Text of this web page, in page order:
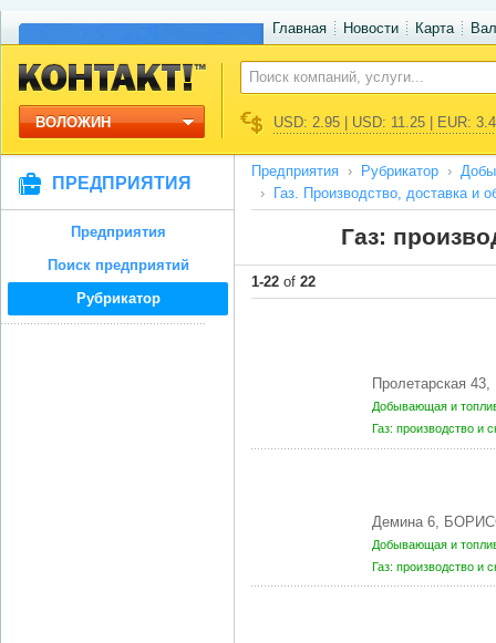
Главная Новости Карта
ВОЛОЖИН USD: 2.95 | USD: 11.25 | EUR:
ПРЕДПРИЯТИЯ
Предприятия
Поиск предприятий
Рубрикатор
Предприятия Рубрикатор
Газ. Производство, доставка и
Газ:
1-22 of 22
Пролетарская
Добывающая и
Газ: производство и
Демина 6,
Добывающая и
Газ: производство и